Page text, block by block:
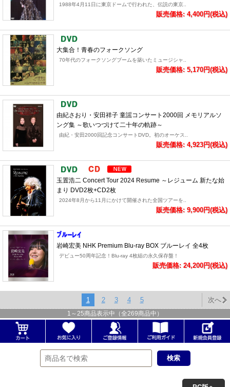
1988年4月11日に東京ドームで行われた、伝説の東京..
販売価格: 4,400円(税込)
大集合！青春のフォークソング
70年代のフォークソングブームを築いたミュージシャ..
販売価格: 5,170円(税込)
由紀さおり・安田祥子 童謡コンサート2000回 メモリアルソ
ング集 ～歌いつづけて二十年の軌跡～
由紀・安田2000回記念コンサートDVD。初のオーケス..
販売価格: 4,923円(税込)
玉置浩二 Concert Tour 2024 Resume ～レジューム 新たな始
まり DVD2枚+CD2枚
2024年8月から11月にかけて開催された全国ツアーを..
販売価格: 9,900円(税込)
岩崎宏美 NHK Premium Blu-ray BOX ブルーレイ 全4枚
デビュー50周年記念！Blu-ray 4枚組の永久保存盤！
販売価格: 24,200円(税込)
1 2 3 4 5 次へ
1 ～ 25商品表示中（全269商品中）